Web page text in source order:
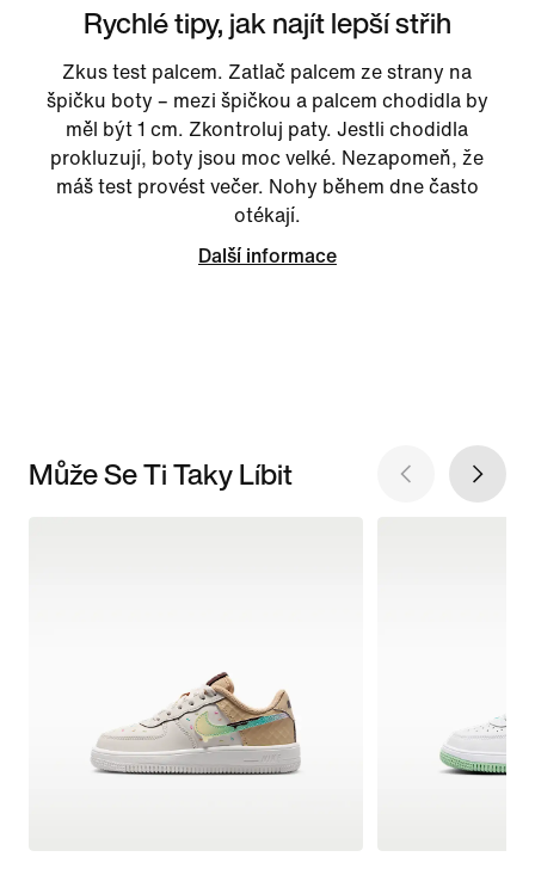
Rychlé tipy, jak najít lepší střih
Zkus test palcem. Zatlač palcem ze strany na
špičku boty – mezi špičkou a palcem chodidla by
měl být 1 cm. Zkontroluj paty. Jestli chodidla
prokluzují, boty jsou moc velké. Nezapomeň, že
máš test provést večer. Nohy během dne často
otékají.
Další informace
Může Se Ti Taky Líbit